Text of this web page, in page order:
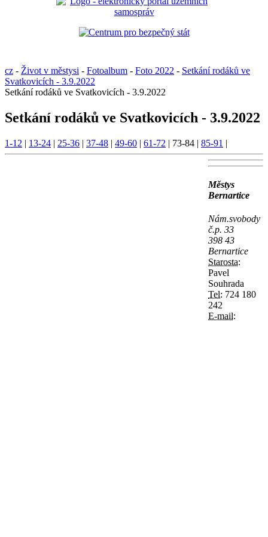
cz - Život v městysi - Fotoalbum - Foto 2022 - Setkání rodáků ve
Svatkovicích - 3.9.2022
Setkání rodáků ve Svatkovicích - 3.9.2022
Setkání rodáků ve Svatkovicích - 3.9.2022
1-12 | 13-24 | 25-36 | 37-48 | 49-60 | 61-72 | 73-84 | 85-91 |
Městys
Bernartice
Nám.svobody
č.p. 33
398 43
Bernartice
Starosta:
Pavel
Souhrada
Tel: 724 180
242
E-mail: